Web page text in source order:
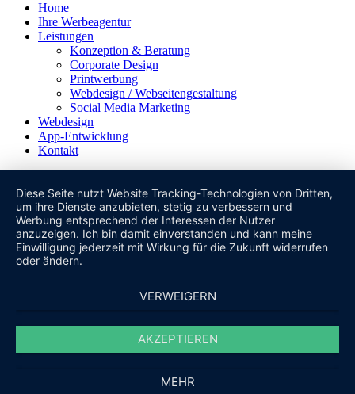
Home
Ihre Werbeagentur
Leistungen
Konzeption & Beratung
Corporate Design
Printwerbung
Webdesign / Webseitengestaltung
Social Media Marketing
Webdesign
App-Entwicklung
Kontakt
Diese Seite nutzt Website Tracking-Technologien von Dritten,
um ihre Dienste anzubieten, stetig zu verbessern und
Werbung entsprechend der Interessen der Nutzer
anzuzeigen. Ich bin damit einverstanden und kann meine
Einwilligung jederzeit mit Wirkung für die Zukunft widerrufen
oder ändern.
VERWEIGERN
AKZEPTIEREN
MEHR